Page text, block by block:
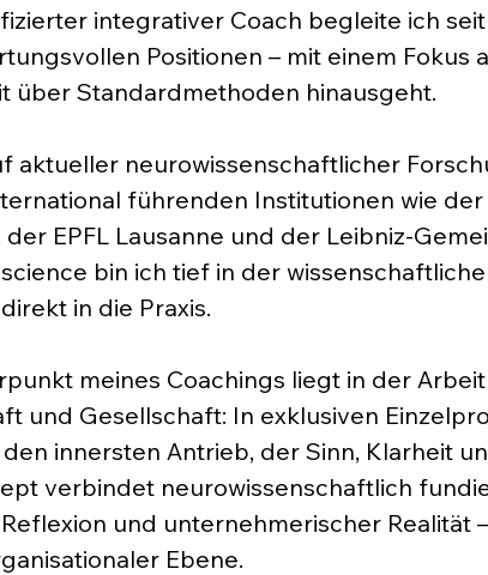
integrativer Coach begleite ich
Positionen – mit einem Fokus
über Standardmethoden hinausgeht.
aktueller neurowissenschaftlicher
führenden Institutionen wie
EPFL Lausanne und der Leibniz-
bin ich tief in der
in die Praxis.
meines Coachings liegt in der
und Gesellschaft: In exklusiven
innersten Antrieb, der Sinn, Klarheit
verbindet neurowissenschaftlich
und unternehmerischer Realität
Ebene.